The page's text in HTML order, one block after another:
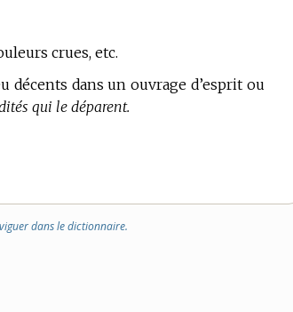
crues, etc.
décents dans un ouvrage d’esprit ou
qui le déparent.
dans le dictionnaire.